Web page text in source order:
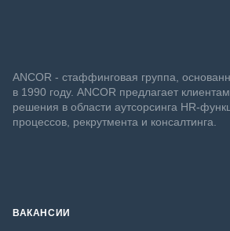
ANCOR - стаффинговая группа,
в 1990 году. ANCOR предлагает клиентам
решения в области аутсорсинга HR-
процессов, рекрутмента и консалтинга.
ВАКАНСИИ